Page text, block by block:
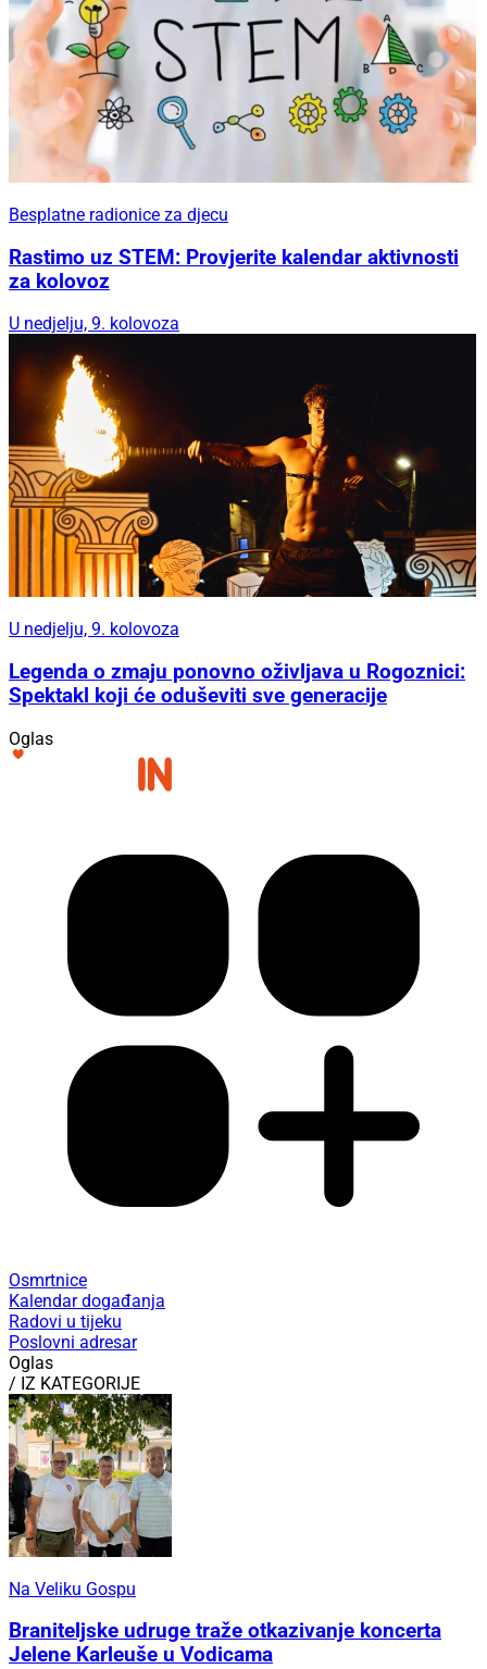
Besplatne radionice za djecu
Rastimo uz STEM: Provjerite kalendar aktivnosti
za kolovoz
U nedjelju, 9. kolovoza
U nedjelju, 9. kolovoza
Legenda o zmaju ponovno oživljava u Rogoznici:
Spektakl koji će oduševiti sve generacije
Oglas
Osmrtnice
Kalendar događanja
Radovi u tijeku
Poslovni adresar
Oglas
/ IZ KATEGORIJE
Na Veliku Gospu
Braniteljske udruge traže otkazivanje koncerta
Jelene Karleuše u Vodicama